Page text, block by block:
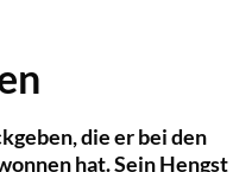
die er bei den
hat. Sein Hengst